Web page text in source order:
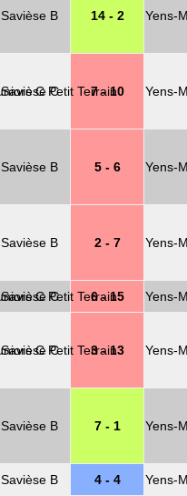
Savièse B 14 - 2 Yens-
Savièse C 7 - 10 Yens-
Savièse B 5 - 6 Yens-
Savièse B 2 - 7 Yens-
Savièse C 6 - 15 Yens-
Savièse C 3 - 13 Yens-
Savièse B 7 - 1 Yens-
Savièse B 4 - 4
Yens-